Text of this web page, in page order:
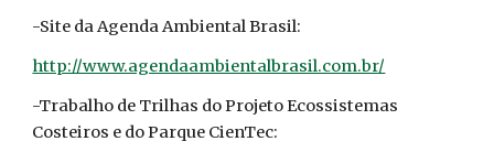
-Site da Agenda Ambiental Brasil:
http://www.agendaambientalbrasil.com.br/
-Trabalho de Trilhas do Projeto Ecossistemas
Costeiros e do Parque CienTec: